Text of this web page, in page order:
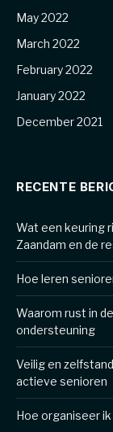
May 2022
March 2022
February 2022
January 2022
December 2021
RECENTE
Wat een keuring
Zaandam en de
Hoe leren
Waarom rust in
ondersteuning
Veilig en
actieve senioren
Hoe organiseer